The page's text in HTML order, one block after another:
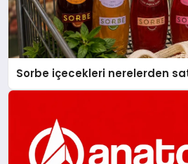
Sorbe içecekleri nerelerden